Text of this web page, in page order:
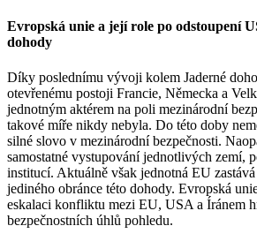
Evropská unie a její role po odstoupení
dohody
Díky poslednímu vývoji kolem Jaderné
otevřenému postoji Francie, Německa a
jednotným aktérem na poli mezinárodní
takové míře nikdy nebyla. Do této doby
silné slovo v mezinárodní bezpečnosti.
samostatné vystupování jednotlivých zemí,
institucí. Aktuálně však jednotná EU
jediného obránce této dohody. Evropská
eskalaci konfliktu mezi EU, USA a Íránem
bezpečnostních úhlů pohledu.